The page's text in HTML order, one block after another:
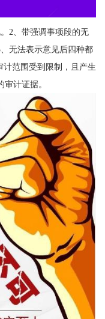
2、带强调事项段的无
无法表示意见后四种都
计范围受到限制，且产生
计证据。